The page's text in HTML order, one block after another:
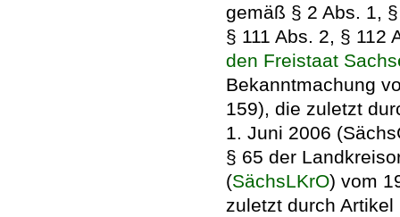
gemäß § 2 Abs. 1,
§ 111 Abs. 2, § 112
den Freistaat
Bekanntmachung
159), die zuletzt
1. Juni 2006
§ 65 der
(SächsLKrO) vom
zuletzt durch